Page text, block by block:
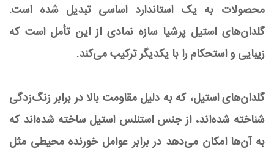
محصولات به یک استاندارد اساسی تبدیل شده است.
گلدان‌های استیل پرشیا سازه نمادی از این تأمل است که
زیبایی و استحکام را با یکدیگر ترکیب می‌کند.
گلدان‌های استیل، که به دلیل مقاومت بالا در برابر زنگ‌زدگی
شناخته شده‌اند، از جنس استنلس استیل ساخته شده‌اند که
به آن‌ها امکان می‌دهد در برابر عوامل خورنده محیطی مثل